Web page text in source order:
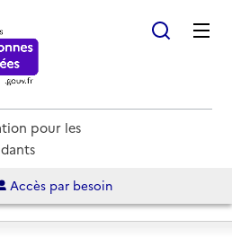
pour les
Accès par besoin